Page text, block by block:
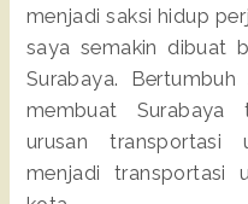
menjadi saksi hidup
saya semakin dibuat
Surabaya.
membuat Surabaya
urusan transportasi
menjadi transportasi